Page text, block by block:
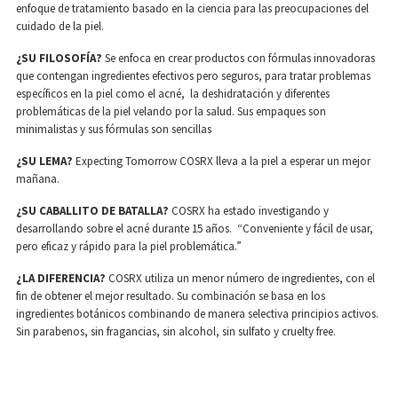
enfoque de tratamiento basado en la ciencia para las preocupaciones del
cuidado de la piel.
¿SU FILOSOFÍA? Se enfoca en crear productos con fórmulas innovadoras
que contengan ingredientes efectivos pero seguros, para tratar problemas
específicos en la piel como el acné, la deshidratación y diferentes
problemáticas de la piel velando por la salud. Sus empaques son
minimalistas y sus fórmulas son sencillas
¿SU LEMA? Expecting Tomorrow COSRX lleva a la piel a esperar un mejor
mañana.
¿SU CABALLITO DE BATALLA? COSRX ha estado investigando y
desarrollando sobre el acné durante 15 años. “Conveniente y fácil de usar,
pero eficaz y rápido para la piel problemática.”
¿LA DIFERENCIA? COSRX utiliza un menor número de ingredientes, con el
fin de obtener el mejor resultado. Su combinación se basa en los
ingredientes botánicos combinando de manera selectiva principios activos.
Sin parabenos, sin fragancias, sin alcohol, sin sulfato y cruelty free.